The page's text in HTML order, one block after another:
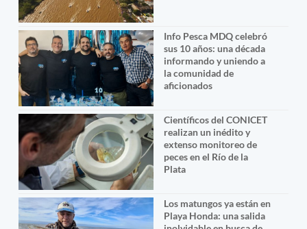
Info Pesca MDQ celebró
sus 10 años: una década
informando y uniendo a
la comunidad de
aficionados
Científicos del CONICET
realizan un inédito y
extenso monitoreo de
peces en el Río de la
Plata
Los matungos ya están en
Playa Honda: una salida